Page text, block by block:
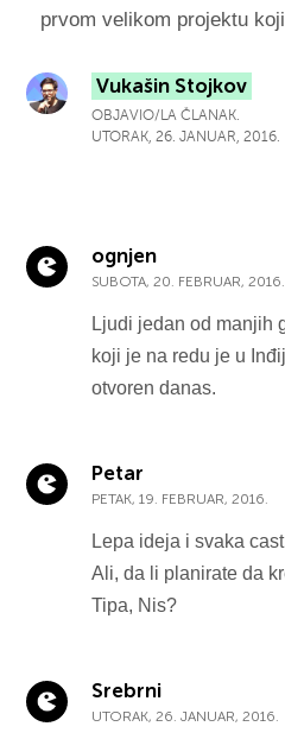
prvom velikom projektu
Vukašin Stojkov
OBJAVIO/LA ČLANAK.
UTORAK, 26. JANUAR, 2016.
ognjen
SUBOTA, 20. FEBRUAR, 2016.
Ljudi jedan od manjih
koji je na redu je u
otvoren danas.
Petar
PETAK, 19. FEBRUAR, 2016.
Lepa ideja i svaka
Ali, da li planirate da
Tipa, Nis?
Srebrni
UTORAK, 26. JANUAR, 2016.